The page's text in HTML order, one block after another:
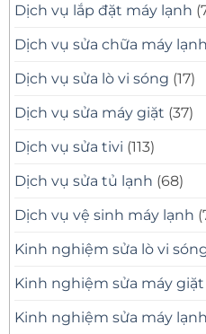
Dịch vụ lắp đặt máy lạnh
Dịch vụ sửa chữa máy lạnh
Dịch vụ sửa lò vi sóng (17)
Dịch vụ sửa máy giặt (37)
Dịch vụ sửa tivi (113)
Dịch vụ sửa tủ lạnh (68)
Dịch vụ vệ sinh máy lạnh
Kinh nghiệm sửa lò vi
Kinh nghiệm sửa máy giặt
Kinh nghiệm sửa máy lạnh